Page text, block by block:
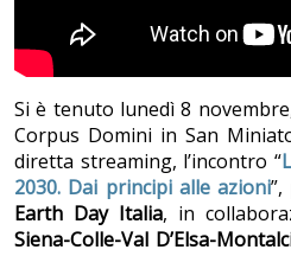
Si è tenuto lunedì 8
Corpus Domini in San
diretta streaming, l’incontro “
2030. Dai principi alle azioni
Earth Day Italia, in
Siena-Colle-Val D’Elsa-